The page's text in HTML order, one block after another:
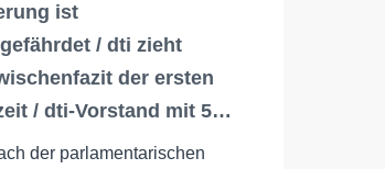
ist
/ dti zieht
der ersten
/ dti-Vorstand mit 5…
der parlamentarischen